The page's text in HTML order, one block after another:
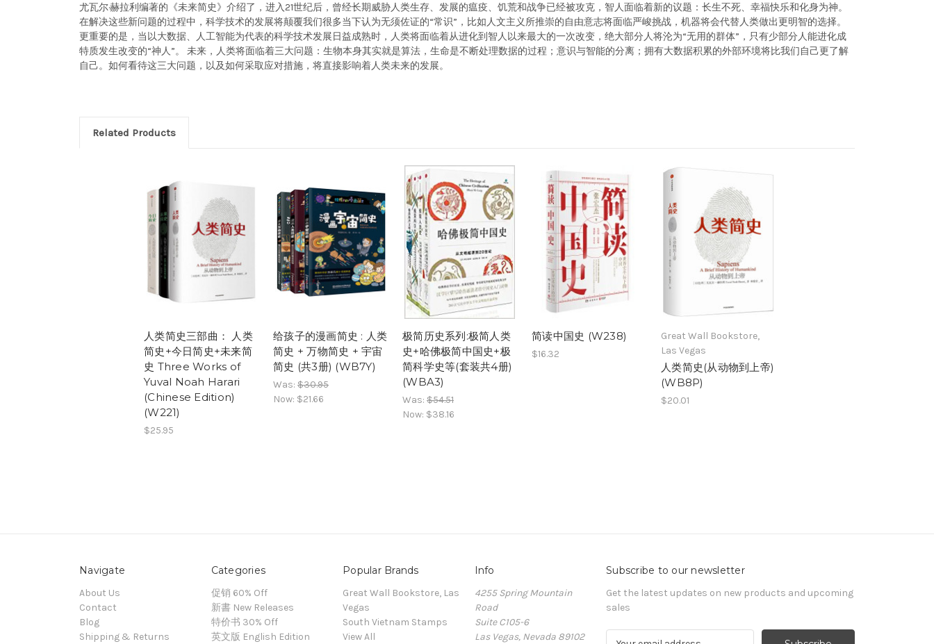
尤瓦尔·赫拉利编著的《未来简史》介绍了，进入21世纪后，曾经长期威胁人类生存、发展的瘟疫、饥荒和战争已经被攻克，智人面临着新的议题：长生不死、幸福快乐和化身为神。
在解决这些新问题的过程中，科学技术的发展将颠覆我们很多当下认为无须佐证的“常识”，比如人文主义所推崇的自由意志将面临严峻挑战，机器将会代替人类做出更明智的选择。
更重要的是，当以大数据、人工智能为代表的科学技术发展日益成熟时，人类将面临着从进化到智人以来最大的一次改变，绝大部分人将沦为“无用的群体”，只有少部分人能进化成
特质发生改变的“神人”。 未来，人类将面临着三大问题：生物本身其实就是算法，生命是不断处理数据的过程；意识与智能的分离；拥有大数据积累的外部环境将比我们自己更了解
自己。如何看待这三大问题，以及如何采取应对措施，将直接影响着人类未来的发展。
Related Products
人类简史三部曲： 人类
简史+今日简史+未来简
史 Three Works of
Yuval Noah Harari
(Chinese Edition)
(W221)
$25.95
给孩子的漫画简史 : 人类
简史 + 万物简史 + 宇宙
简史 (共3册) (WB7Y)
Was: $30.95
Now: $21.66
极简历史系列:极简人类
史+哈佛极简中国史+极
简科学史等(套装共4册)
(WBA3)
Was: $54.51
Now: $38.16
简读中国史 (W238)
$16.32
Great Wall Bookstore,
Las Vegas
人类简史(从动物到上帝)
(WB8P)
$20.01
Navigate
About Us
Contact
Blog
Shipping & Returns
Categories
促销 60% Off
新書 New Releases
特价书 30% Off
英文版 English Edition
Popular Brands
Great Wall Bookstore, Las
Vegas
South Vietnam Stamps
View All
Info
4255 Spring Mountain
Road
Suite C105-6
Las Vegas, Nevada 89102
Subscribe to our newsletter
Get the latest updates on new products and upcoming
sales